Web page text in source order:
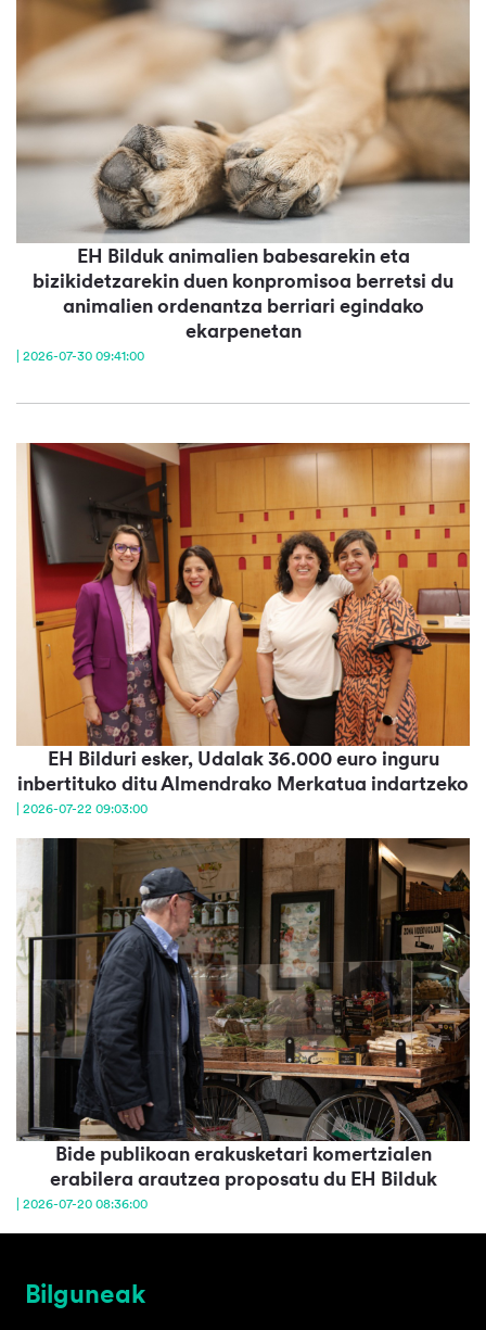
EH Bilduk animalien babesarekin eta
bizikidetzarekin duen konpromisoa berretsi du
animalien ordenantza berriari egindako
ekarpenetan
| 2026-07-30 09:41:00
EH Bilduri esker, Udalak 36.000 euro inguru
inbertituko ditu Almendrako Merkatua indartzeko
| 2026-07-22 09:03:00
Bide publikoan erakusketari komertzialen
erabilera arautzea proposatu du EH Bilduk
| 2026-07-20 08:36:00
Bilguneak